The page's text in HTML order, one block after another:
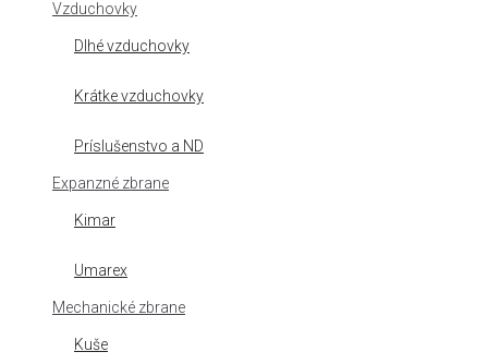
Vzduchovky
Dlhé vzduchovky
Krátke vzduchovky
Príslušenstvo a ND
Expanzné zbrane
Kimar
Umarex
Mechanické zbrane
Kuše